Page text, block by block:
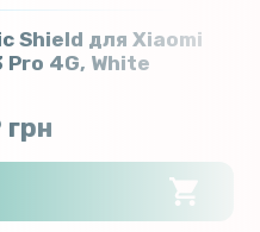
Shield для Xiaomi
Pro 4G, White
грн